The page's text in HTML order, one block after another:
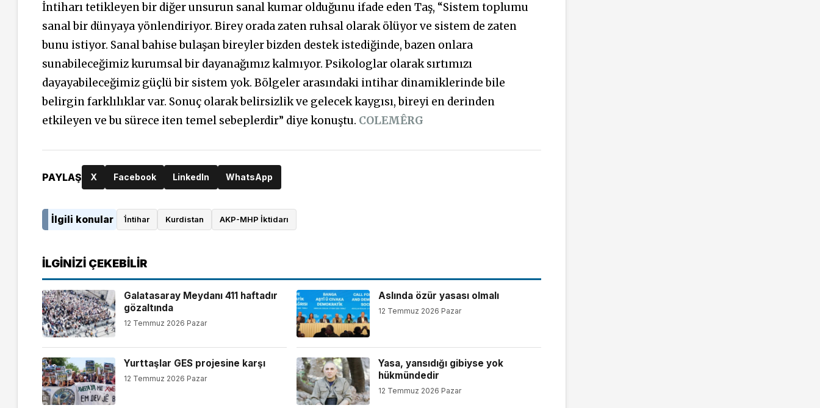
İntiharı tetikleyen bir diğer unsurun sanal kumar olduğunu ifade eden Taş, “Sistem toplumu
sanal bir dünyaya yönlendiriyor. Birey orada zaten ruhsal olarak ölüyor ve sistem de zaten
bunu istiyor. Sanal bahise bulaşan bireyler bizden destek istediğinde, bazen onlara
sunabileceğimiz kurumsal bir dayanağımız kalmıyor. Psikologlar olarak sırtımızı
dayayabileceğimiz güçlü bir sistem yok. Bölgeler arasındaki intihar dinamiklerinde bile
belirgin farklılıklar var. Sonuç olarak belirsizlik ve gelecek kaygısı, bireyi en derinden
etkileyen ve bu sürece iten temel sebeplerdir” diye konuştu. COLEMÊRG
PAYLAŞ X Facebook LinkedIn WhatsApp
İlgili konular İ̇ntihar Kurdistan AKP-MHP İktidarı
İLGINIZI ÇEKEBILIR
Galatasaray Meydanı 411 haftadır
gözaltında
12 Temmuz 2026 Pazar
Aslında özür yasası olmalı
12 Temmuz 2026 Pazar
Yurttaşlar GES projesine karşı
12 Temmuz 2026 Pazar
Yasa, yansıdığı gibiyse yok
hükmündedir
12 Temmuz 2026 Pazar